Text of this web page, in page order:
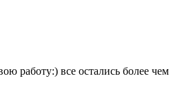
работу:) все остались более чем